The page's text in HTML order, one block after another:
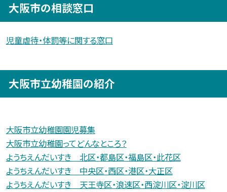
大阪市の相談窓口
児童虐待・体罰等に関する窓口
大阪市立幼稚園の紹介
大阪市立幼稚園園児募集
大阪市立幼稚園ってどんなところ？
ようちえんだいすき 北区・都島区・福島区・此花区
ようちえんだいすき 中央区・西区・港区・大正区
ようちえんだいすき 天王寺区・浪速区・西淀川区・淀川区